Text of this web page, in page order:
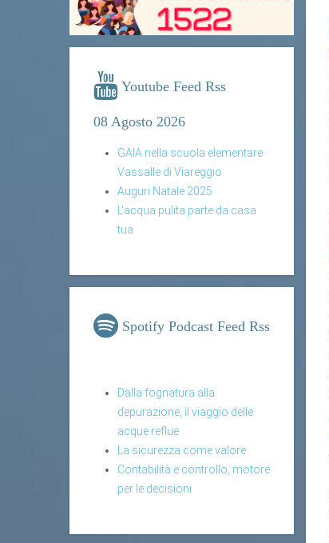
Youtube Feed Rss
08 Agosto 2026
GAIA nella scuola elementare
Vassalle di Viareggio
Auguri Natale 2025
L'acqua pulita parte da casa
tua
Spotify Podcast Feed Rss
Dalla fognatura alla
depurazione, il viaggio delle
acque reflue
La sicurezza come valore
Contabilità e controllo, motore
per le decisioni